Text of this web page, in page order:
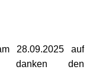
28.09.2025 auf
danken den